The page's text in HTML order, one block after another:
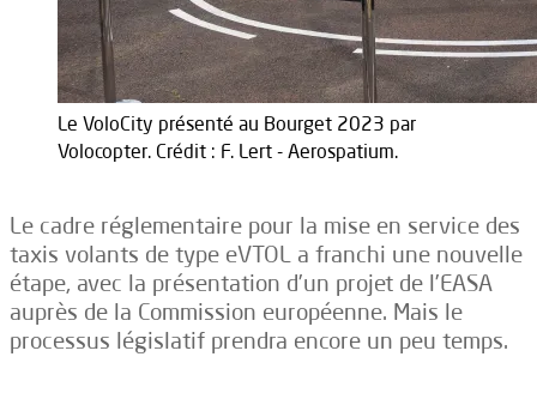
Le VoloCity présenté au Bourget 2023 par
Volocopter. Crédit : F. Lert - Aerospatium.
Le cadre réglementaire pour la mise en service des
taxis volants de type eVTOL a franchi une nouvelle
étape, avec la présentation d’un projet de l’EASA
auprès de la Commission européenne. Mais le
processus législatif prendra encore un peu temps.